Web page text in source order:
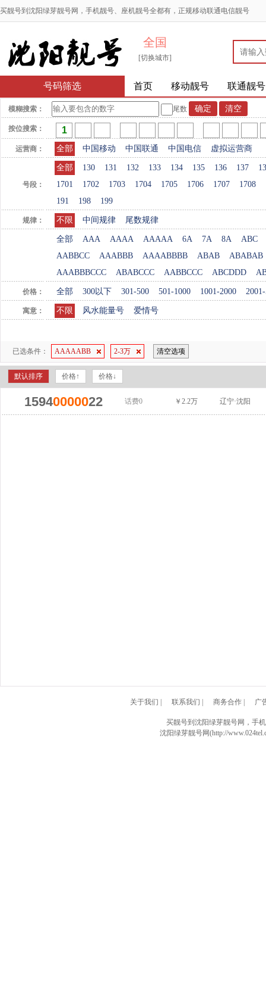
买靓号到沈阳绿芽靓号网，手机靓号、座机靓号全都有，正规移动联通电信靓号
全国
[切换城市]
号码筛选 首页 移动靓号 联通靓号
模糊搜索： 尾数
按位搜索：
运营商： 全部 中国移动 中国联通 中国电信 虚拟运营商
号段：
全部 130 131 132 133 134 135 136 137
1701
1702 1703 1704 1705 1706 1707 1708
191
198 199
规律： 不限 中间规律 尾数规律
全部 AAA AAAA AAAAA 6A 7A 8A
ABC
AABBCC
AAABBB AAAABBBB ABAB
ABABAB
AAABBBCCC
ABABCCC AABBCCC ABCDDD
价格： 全部 300以下 301-500 501-1000 1001-2000
寓意： 不限 风水能量号 爱情号
已选条件： AAAAABB 2-3万 清空选项
默认排序 价格↑ 价格↓
15940000022 话费0 ￥2.2万 辽宁·沈阳
关于我们 联系我们 商务合作| 广
买靓号到沈阳绿芽靓号网，手
沈阳绿芽靓号网(http://